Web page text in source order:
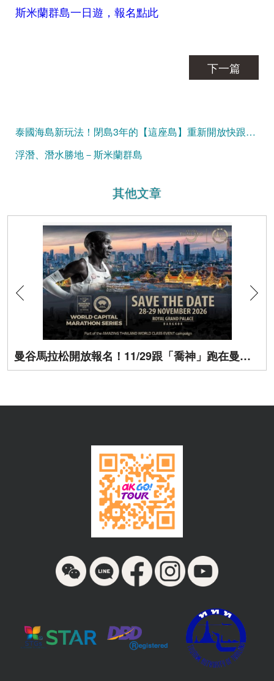
斯米蘭群島一日遊，報名點此
下一篇
泰國海島新玩法！閉島3年的【這座島】重新開放快跟上！
浮潛、潛水勝地－斯米蘭群島
其他文章
曼谷馬拉松開放報名！11/29跟「喬神」跑在曼谷街頭